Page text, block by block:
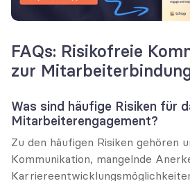
FAQs: Risikofreie
zur
Was sind häufige Risiken für
Mitarbeiterengagement?
Zu den häufigen Risiken gehören
Kommunikation, mangelnde